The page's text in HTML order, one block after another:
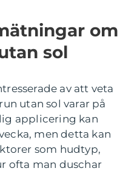
om
sol
av att veta
utan sol varar på
applicering kan
men detta kan
som hudtyp,
ofta man duschar